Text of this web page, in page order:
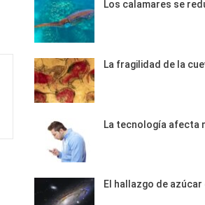
Los calamares se
La fragilidad de la
La tecnología afecta
El hallazgo de azúcar